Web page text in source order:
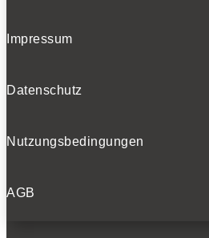
Impressum
Datenschutz
Nutzungsbedingungen
AGB